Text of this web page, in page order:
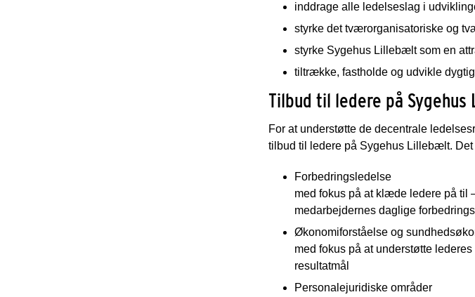
inddrage alle ledelseslag i
styrke det tværorganisatoriske og
styrke Sygehus Lillebælt som en
tiltrække, fastholde og udvikle
Tilbud til ledere på
For at understøtte de decentrale
tilbud til ledere på Sygehus Lillebælt. Det
Forbedringsledelse
med fokus på at klæde ledere på til
medarbejdernes daglige
Økonomiforståelse og
med fokus på at understøtte
resultatmål
Personalejuridiske områder